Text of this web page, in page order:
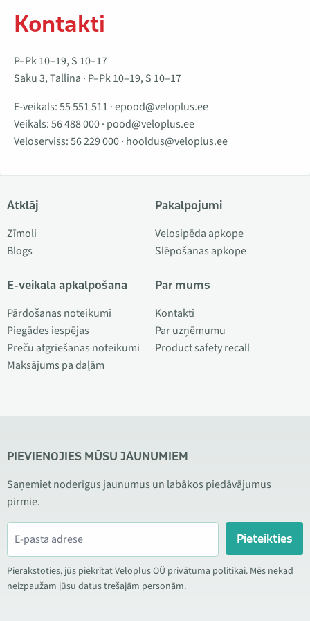
Kontakti
P–Pk 10–19, S 10–17
Saku 3, Tallina · P–Pk 10–19, S 10–17
E-veikals:55 551 511 ·epood@veloplus.ee
Veikals:56 488 000· pood@veloplus.ee
Veloserviss:56 229 000· hooldus@veloplus.ee
Atklāj
Zīmoli
Blogs
E-veikala apkalpošana
Pārdošanas noteikumi
Piegādes iespējas
Preču atgriešanas noteikumi
Maksājums pa daļām
Pakalpojumi
Velosipēda apkope
Slēpošanas apkope
Par mums
Kontakti
Par uzņēmumu
Product safety recall
PIEVIENOJIES MŪSU JAUNUMIEM
Saņemiet noderīgus jaunumus un labākos piedāvājumus
pirmie.
Pieteikties
Pierakstoties, jūs piekrītat Veloplus OÜ privātuma politikai. Mēs nekad
neizpaužam jūsu datus trešajām personām.